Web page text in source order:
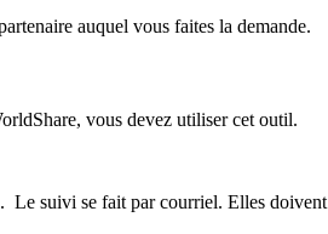
auquel vous faites la demande.
vous devez utiliser cet outil.
. Le suivi se fait par courriel. Elles